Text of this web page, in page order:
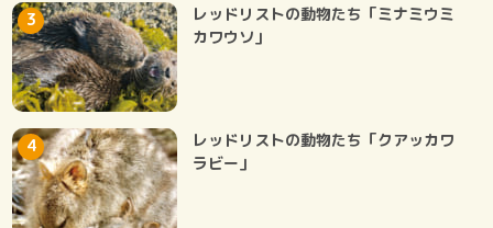
レッドリストの動物たち「ミナミウミ
カワウソ」
レッドリストの動物たち「クアッカワ
ラビー」